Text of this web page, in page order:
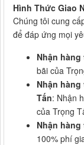
Hình Thức Giao
Chúng tôi cung
để đáp ứng mọi
Nhận
bãi của
Nhận
Tấn: Nhận
của Trọng
Nhận
100% phí